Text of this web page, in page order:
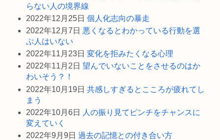
らない人の境界線
2022年12月25日 個人化志向の暴走
2022年12月7日 悪くなるとわかっている行動を選
ぶ人はいない
2022年11月23日 変化を拒みたくなる心理
2022年11月2日 望んでいないことをさせるのはか
わいそう？！
2022年10月19日 共感しすぎるとこころが疲れてし
まう
2022年10月6日
人の振り見てピンチをチャンスに
変えていく
2022年9月9日 過去の記憶との付き合い方